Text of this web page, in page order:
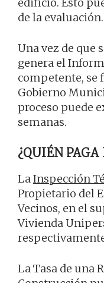
de la evaluación.
Una vez de que
genera el
competente, se
Gobierno
proceso puede
semanas.
¿QUIÉN
LaInspección
Propietario del
Vecinos, en el
Vivienda
La Tasa de una